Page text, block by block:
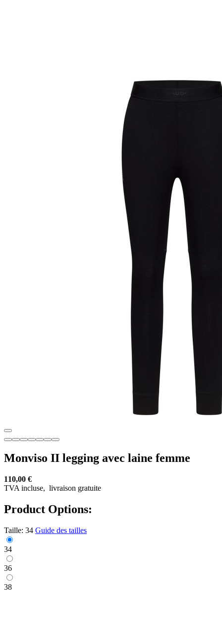
Monviso II legging avec laine femme
110,00 €
TVA incluse, livraison gratuite
Product Options:
Taille: 34 Guide des tailles
34
36
38